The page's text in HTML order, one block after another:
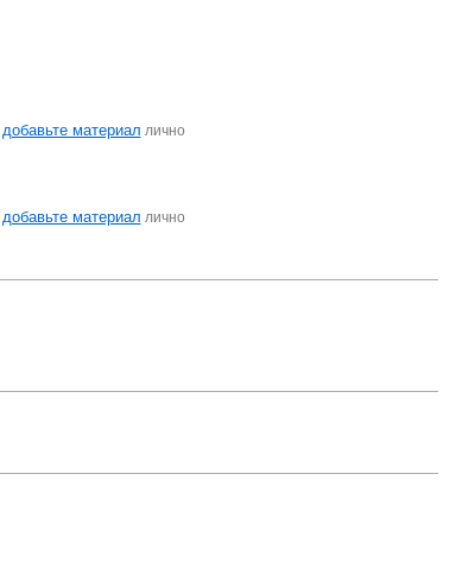
добавьте материал лично
добавьте материал лично